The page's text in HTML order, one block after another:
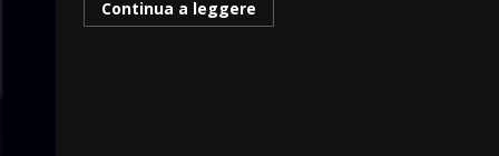
Continua a leggere